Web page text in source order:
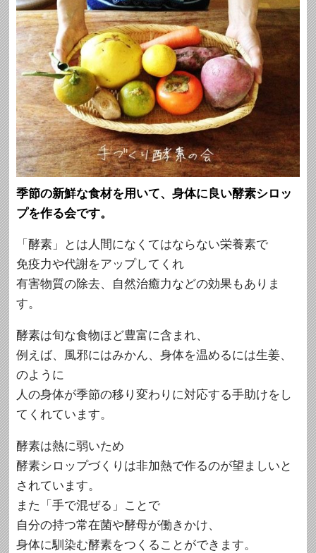
季節の新鮮な食材を用いて、身体に良い酵素シロッ
プを作る会です。
「酵素」とは人間になくてはならない栄養素で
免疫力や代謝をアップしてくれ
有害物質の除去、自然治癒力などの効果もありま
す。
酵素は旬な食物ほど豊富に含まれ、
例えば、風邪にはみかん、身体を温めるには生姜、
のように
人の身体が季節の移り変わりに対応する手助けをし
てくれています。
酵素は熱に弱いため
酵素シロップづくりは非加熱で作るのが望ましいと
されています。
また「手で混ぜる」ことで
自分の持つ常在菌や酵母が働きかけ、
身体に馴染む酵素をつくることができます。